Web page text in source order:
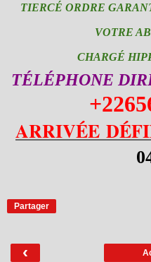
TIERCÉ ORDRE
VOTRE
CHARGÉ
TÉLÉPHONE
ARRIVÉE
Partager
‹